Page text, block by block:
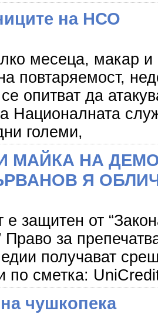
на НСО
месеца, макар и
повтаряемост,
опитват да
Националната
големи,
МАЙКА НА
Я
е защитен от
за
получават
по сметка:
чушкопека